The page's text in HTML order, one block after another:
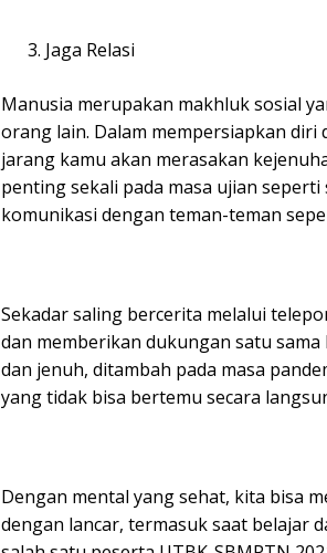
Jaga Relasi
Manusia merupakan makhluk sosial
orang lain. Dalam mempersiapkan diri
jarang kamu akan merasakan
penting sekali pada masa ujian
komunikasi dengan teman-teman
Sekadar saling bercerita melalui
dan memberikan dukungan satu
dan jenuh, ditambah pada masa
yang tidak bisa bertemu secara
Dengan mental yang sehat, kita bisa
dengan lancar, termasuk saat belajar